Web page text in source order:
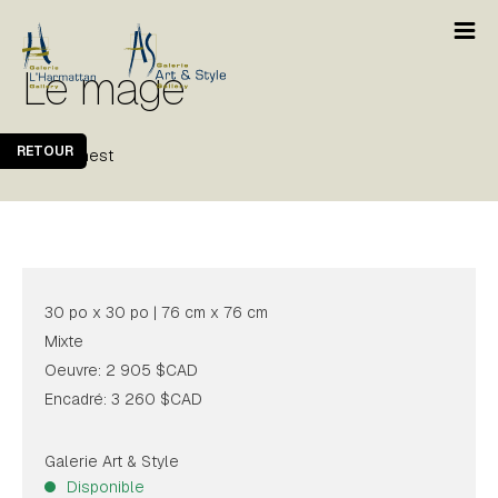
Le mage
Yvan Genest
RETOUR
30 po x 30 po | 76 cm x 76 cm
Mixte
Oeuvre: 2 905 $CAD
Encadré: 3 260 $CAD
Galerie Art & Style
Disponible